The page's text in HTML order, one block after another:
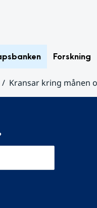
Forskning
Kransar kring månen